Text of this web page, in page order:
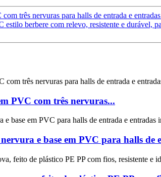
três nervuras para halls de entrada e
estilo berbere com relevo, resistente e durável,
PVC com três nervuras...
e base em PVC para halls de